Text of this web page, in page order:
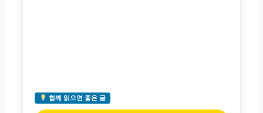
함께 읽으면 좋은 글